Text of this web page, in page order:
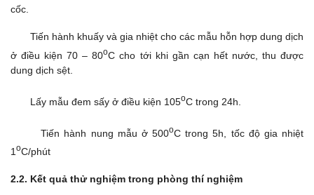
cốc.
Tiến hành khuấy và gia nhiệt cho các mẫu hỗn hợp dung dịch
ở điều kiện 70 – 80oC cho tới khi gần cạn hết nước, thu được
dung dịch sệt.
Lấy mẫu đem sấy ở điều kiện 105oC trong 24h.
Tiến hành nung mẫu ở 500oC trong 5h, tốc độ gia nhiệt
1 oC/phút
2.2. Kết quả thử nghiệm trong phòng thí nghiệm